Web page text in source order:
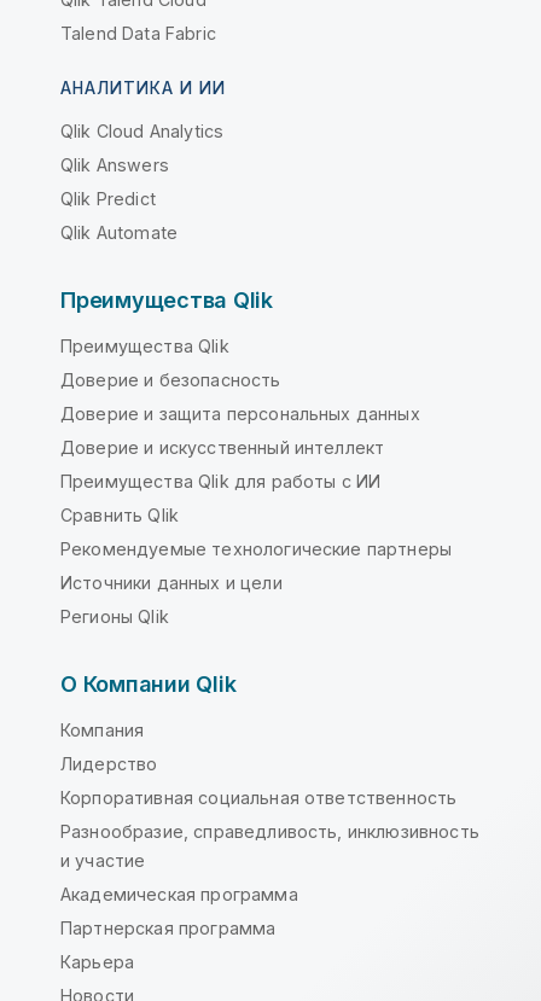
Talend Data Fabric
АНАЛИТИКА И ИИ
Qlik Cloud Analytics
Qlik Answers
Qlik Predict
Qlik Automate
Преимущества Qlik
Преимущества Qlik
Доверие и безопасность
Доверие и защита персональных данных
Доверие и искусственный интеллект
Преимущества Qlik для работы с ИИ
Сравнить Qlik
Рекомендуемые технологические партнеры
Источники данных и цели
Регионы Qlik
О Компании Qlik
Компания
Лидерство
Корпоративная социальная ответственность
Разнообразие, справедливость, инклюзивность
и участие
Академическая программа
Партнерская программа
Карьера
Новости